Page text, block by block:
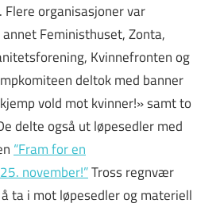
organisasjoner var
Feministhuset, Zonta,
Kvinnefronten og
deltok med banner
vold mot kvinner!» samt to
delte også ut løpesedler med
“Fram for en
november!”Tross regnvær
ta i mot løpesedler og materiell